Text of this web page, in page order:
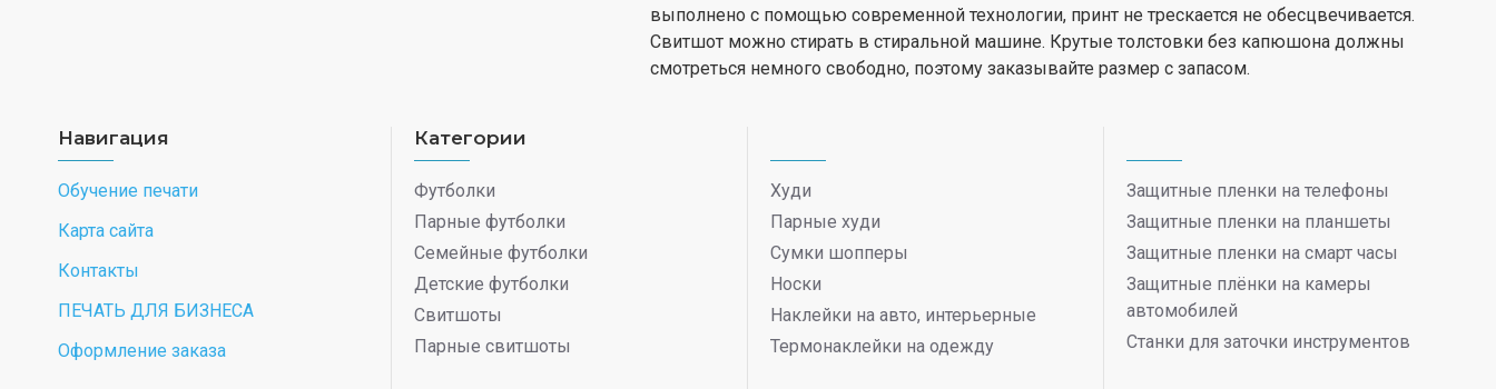
выполнено с помощью современной технологии, принт не трескается не обесцвечивается.
Свитшот можно стирать в стиральной машине. Крутые толстовки без капюшона должны
смотреться немного свободно, поэтому заказывайте размер с запасом.
Навигация
Обучение печати
Карта сайта
Контакты
ПЕЧАТЬ ДЛЯ БИЗНЕСА
Оформление заказа
Категории
Футболки
Парные футболки
Семейные футболки
Детские футболки
Свитшоты
Парные свитшоты
Худи
Парные худи
Сумки шопперы
Носки
Наклейки на авто, интерьерные
Термонаклейки на одежду
Защитные пленки на телефоны
Защитные пленки на планшеты
Защитные пленки на смарт часы
Защитные плёнки на камеры
автомобилей
Станки для заточки инструментов